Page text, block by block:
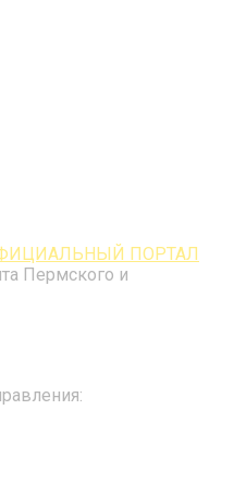
ПОРТАЛ
Пермского и